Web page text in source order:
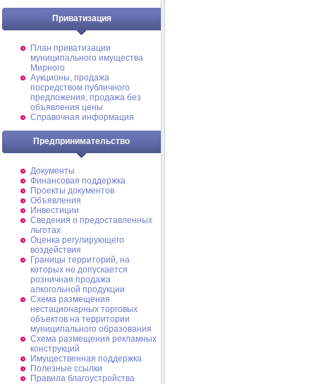
Приватизация
План приватизации
муниципального имущества
Мирного
Аукционы, продажа
посредством публичного
предложения, продажа без
объявления цены
Справочная информация
Предпринимательство
Документы
Финансовая поддержка
Проекты документов
Объявления
Инвестиции
Сведения о предоставленных
льготах
Оценка регулирующего
воздействия
Границы территорий, на
которых не допускается
розничная продажа
алкогольной продукции
Схема размещения
нестационарных торговых
объектов на территории
муниципального образования
Схема размещения рекламных
конструкций
Имущественная поддержка
Полезные ссылки
Правила благоустройства